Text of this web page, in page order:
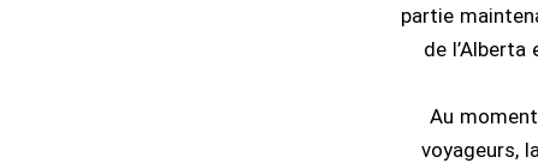
partie
de
Au
voyageurs,